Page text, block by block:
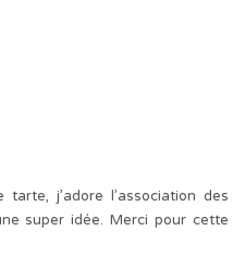
j’adore l’association des
super idée. Merci pour cette